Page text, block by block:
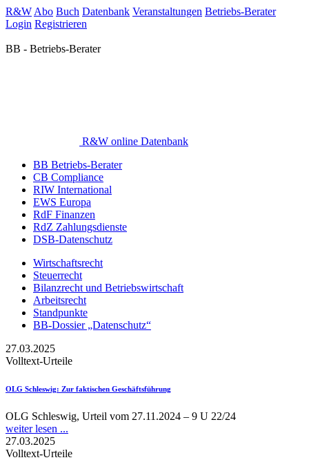
R&W Abo Buch Datenbank Veranstaltungen Betriebs-Berater
Login Registrieren
BB - Betriebs-Berater
R&W online Datenbank
BB Betriebs-Berater
CB Compliance
RIW International
EWS Europa
RdF Finanzen
RdZ Zahlungsdienste
DSB-Datenschutz
Wirtschaftsrecht
Steuerrecht
Bilanzrecht und Betriebswirtschaft
Arbeitsrecht
Standpunkte
BB-Dossier „Datenschutz“
27.03.2025
Volltext-Urteile
OLG Schleswig: Zur faktischen Geschäftsführung
OLG Schleswig, Urteil vom 27.11.2024 – 9 U 22/24
weiter lesen ...
27.03.2025
Volltext-Urteile